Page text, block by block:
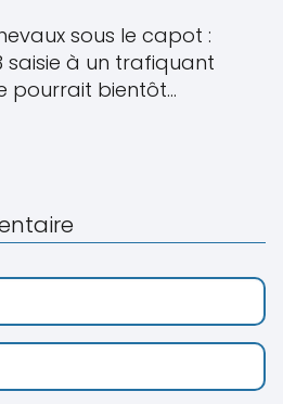
sous le capot :
saisie à un trafiquant
pourrait bientôt...